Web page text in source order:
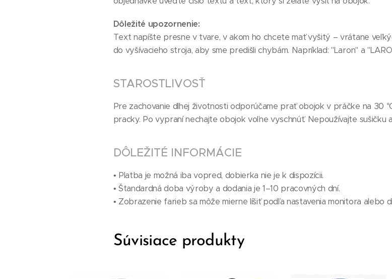
Dôležité upozornenie:
Text napíšte presne v tvare, v akom ho chcete mať vyšitý – vrátane
do vyšívacieho stroja, aby sme predišli chybám. Napríklad: "Laron" a
STAROSTLIVOSŤ
Pre zachovanie dlhej životnosti odporúčame prať obojok v práčke na 30
pracky. Po vypraní nechajte obojok voľne vyschnúť. Nepoužívajte sušičku
DÔLEŽITÉ INFORMÁCIE
• Platba je možná iba vopred, dobierka nie je k dispozícii.
• Štandardná doba výroby a dodania je 1–10 pracovných dní.
• Zobrazenie farieb sa môže mierne líšiť podľa nastavenia monitora alebo
Súvisiace produkty